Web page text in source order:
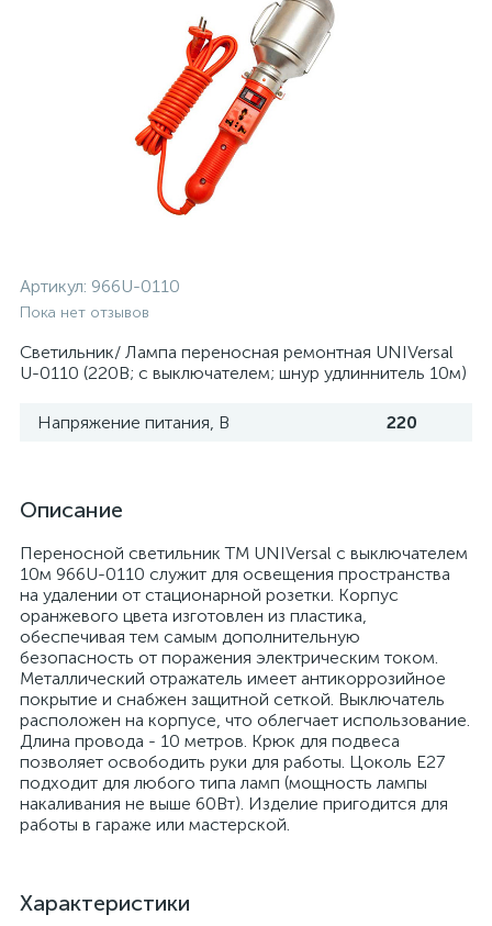
Артикул: 966U-0110
Пока нет отзывов
Светильник/ Лампа переносная ремонтная UNIVersal
U-0110 (220В; с выключателем; шнур удлиннитель 10м)
Напряжение питания, В 220
Описание
Переносной светильник ТМ UNIVersal с выключателем
10м 966U-0110 служит для освещения пространства
на удалении от стационарной розетки. Корпус
оранжевого цвета изготовлен из пластика,
обеспечивая тем самым дополнительную
безопасность от поражения электрическим током.
Металлический отражатель имеет антикоррозийное
покрытие и снабжен защитной сеткой. Выключатель
расположен на корпусе, что облегчает использование.
Длина провода - 10 метров. Крюк для подвеса
позволяет освободить руки для работы. Цоколь Е27
подходит для любого типа ламп (мощность лампы
накаливания не выше 60Вт). Изделие пригодится для
работы в гараже или мастерской.
Характеристики